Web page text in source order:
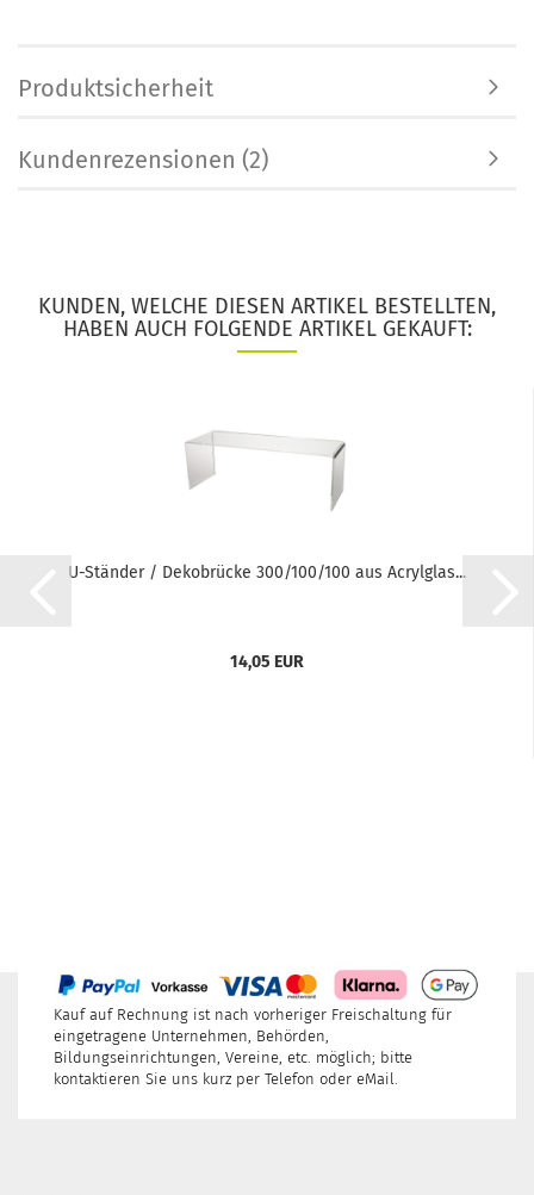
Produktsicherheit
Kundenrezensionen (2)
KUNDEN, WELCHE DIESEN ARTIKEL BESTELLTEN,
HABEN AUCH FOLGENDE ARTIKEL GEKAUFT:
U-Ständer / Dekobrücke 300/100/100 aus Acrylglas...
14,05 EUR
Kauf auf Rechnung ist nach vorheriger Freischaltung für
eingetragene Unternehmen, Behörden,
Bildungseinrichtungen, Vereine, etc. möglich; bitte
kontaktieren Sie uns kurz per Telefon oder eMail.